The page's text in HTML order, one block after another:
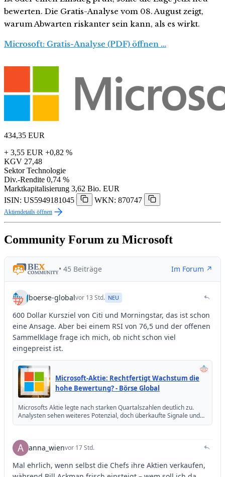
bewerten. Die Gratis-Analyse vom 08. August zeigt,
warum Abwarten riskanter sein kann, als es wirkt.
Microsoft: Gratis-Analyse (PDF) öffnen …
434,35 EUR
+ 3,55 EUR +0,82 %
KGV 27,48
Sektor Technologie
Div.-Rendite 0,74 %
Marktkapitalisierung 3,62 Bio. EUR
ISIN: US5949181045
WKN: 870747
Aktiendetails öffnen
Community Forum zu Microsoft